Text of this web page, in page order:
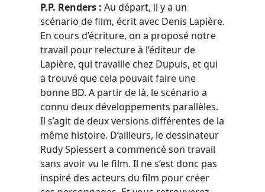
P.P. Renders : Au départ, il y a un
scénario de film, écrit avec Denis Lapière.
En cours d’écriture, on a proposé notre
travail pour relecture à l’éditeur de
Lapière, qui travaille chez Dupuis, et qui
a trouvé que cela pouvait faire une
bonne BD. A partir de là, le scénario a
connu deux développements parallèles.
Il s’agit de deux versions différentes de la
même histoire. D’ailleurs, le dessinateur
Rudy Spiessert a commencé son travail
sans avoir vu le film. Il ne s’est donc pas
inspiré des acteurs du film pour créer